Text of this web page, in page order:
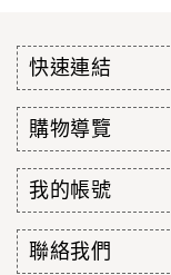
快速連結
購物導覽
我的帳號
聯絡我們